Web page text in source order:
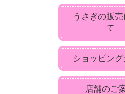
うさぎの販
て
ショッピング
店舗のご